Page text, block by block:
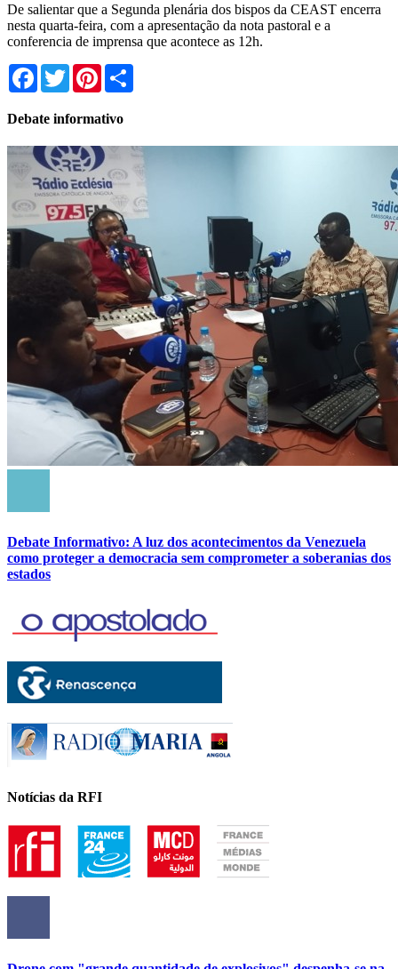
De salientar que a Segunda plenária dos bispos da CEAST encerra
nesta quarta-feira, com a apresentação da nota pastoral e a
conferencia de imprensa que acontece as 12h.
Facebook
TwitterPinterest
Debate informativo
Debate Informativo: A luz dos acontecimentos da Venezuela
como proteger a democracia sem comprometer a soberanias dos
estados
Notícias da RFI